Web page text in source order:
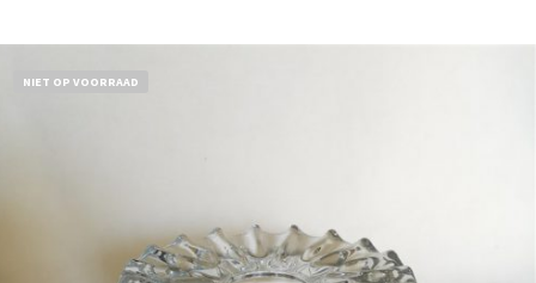
NIET OP VOORRAAD